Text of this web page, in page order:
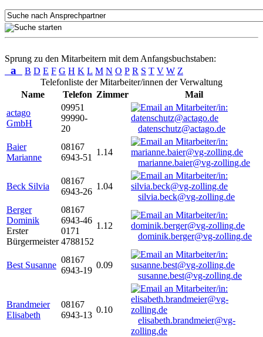
Sprung zu den Mitarbeitern mit dem Anfangsbuchstaben:
a B D E F G H K L M N O P R S T V W Z
Telefonliste der Mitarbeiter/innen der Verwaltung
Name
Telefon Zimmer
Mail
actago
GmbH
09951
99990-
20
datenschutz@actago.de
Baier
Marianne
08167
6943-51
1.14
marianne.baier@vg-zolling.de
Beck Silvia
08167
6943-26
1.04
silvia.beck@vg-zolling.de
Berger
Dominik
Erster
Bürgermeister
08167
6943-46
0171
4788152
1.12
dominik.berger@vg-zolling.de
Best Susanne
08167
6943-19
0.09
susanne.best@vg-zolling.de
Brandmeier
Elisabeth
08167
6943-13
0.10
elisabeth.brandmeier@vg-
zolling.de